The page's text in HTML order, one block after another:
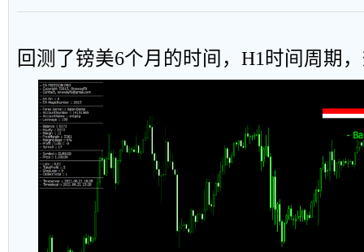
回测了镑美6个月的时间，H1时间周期